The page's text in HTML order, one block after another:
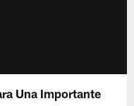
Una Importante